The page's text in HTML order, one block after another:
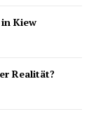
Kiew
Realität?